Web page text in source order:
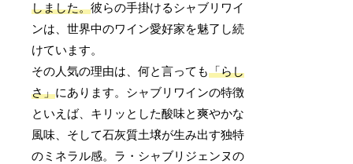
しました。彼らの手掛けるシャブリワイ
ンは、世界中のワイン愛好家を魅了し続
けています。
その人気の理由は、何と言っても「らし
さ」にあります。シャブリワインの特徴
といえば、キリッとした酸味と爽やかな
風味、そして石灰質土壌が生み出す独特
のミネラル感。ラ・シャブリジェンヌの